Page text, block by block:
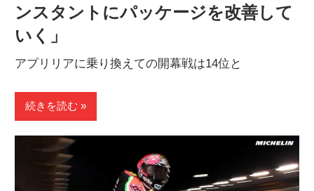
ンスタントにパッケージを改善して
いく」
アプリリアに乗り換えての開幕戦は14位と
続きを読む